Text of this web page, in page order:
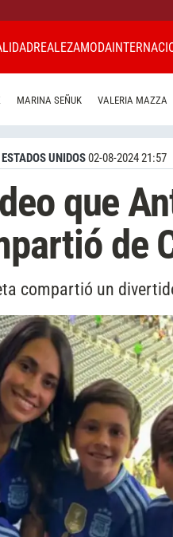
REALEZAMODA
MARINA SEÑUK VALERIA MAZZA
ESTADOS UNIDOS02-08-2024 21:57
que
de
compartió un